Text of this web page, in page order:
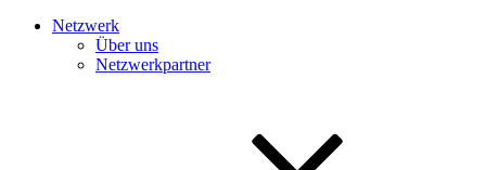
Netzwerk
Über uns
Netzwerkpartner